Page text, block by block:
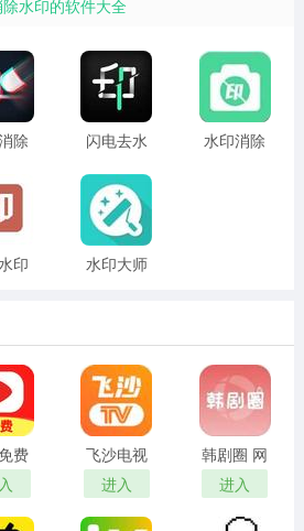
能非常方便，让用户操作更加流
可以为用户编辑和制作视频提供帮
频。
频水印去除;消除照片和视频中的文
。
水印的软件大全
除
闪电去水
水印消除
印
水印大师
费
线
飞沙电视
tv官网版
进入
韩剧圈 网
页版
进入